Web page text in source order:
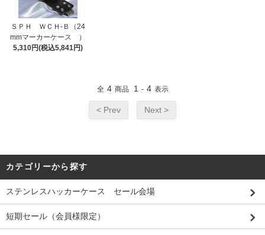
ＳＰＨ ＷＣＨ-Ｂ（24
mmマーカーケース ）
5,310円(税込5,841円)
全 4 商品 1 - 4 表示
< Prev Next >
カテゴリーから探す
ステンレスハッカーケース セール会場
短期セール（会員様限定）